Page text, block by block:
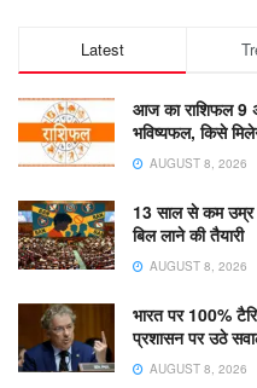
Latest
आज का राशिफल 9
भविष्यफल, किसे
AUGUST 8, 2026
13 साल से कम उम्र
बिल लाने की तैयारी
AUGUST 8, 2026
भारत पर 100%
प्रशासन पर उठे
AUGUST 8, 2026